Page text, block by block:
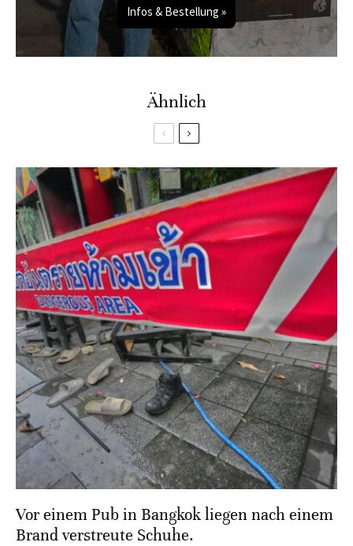
Infos & Bestellung »
Ähnlich
Vor einem Pub in Bangkok liegen nach einem
Brand verstreute Schuhe.